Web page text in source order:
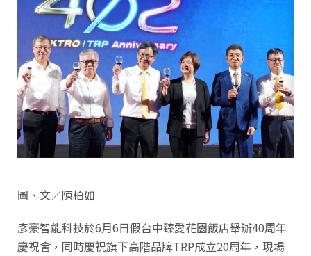
圖、文／陳柏如
彥豪智能科技於6月6日假台中臻愛花園飯店舉辦40周年
慶祝會，同時慶祝旗下高階品牌TRP成立20周年，現場